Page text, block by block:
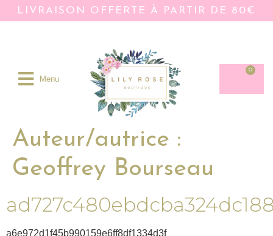
LIVRAISON OFFERTE À PARTIR DE 80€
Menu
0
Auteur/autrice :
Geoffrey Bourseau
a6e972d1f45b990159e6ff8df1334d3f